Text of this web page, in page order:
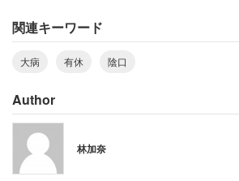
「調味料の減りが早いと『持って帰っ
と、ありもしない疑いをかけられて、
ます」
と、呆れた現状を明かす。
関連キーワード
大病 有休 陰口
Author
林加奈